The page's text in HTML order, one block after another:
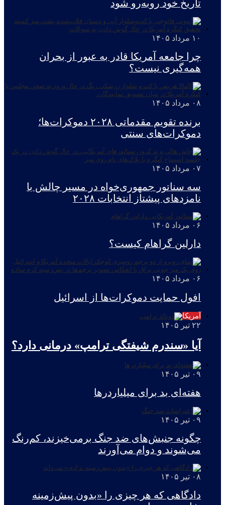
تاریخ خود روبه‌رو شود
۱۰ مرداد ۱۴۰۵
چرا جامعه آمریکا قادر به عبور از بحران
همه‌گیری نیست؟
۰۸ مرداد ۱۴۰۵
برنده تقویم مقدماتی ۲۰۲۸ دموکرات‌ها؛
دموکرات‌های سنتی
۰۷ مرداد ۱۴۰۵
سه سناتور جمهوری‌خواه در مسیر چالش با
نامزدهای پیشتاز انتخابات ۲۰۲۸
۰۶ مرداد ۱۴۰۵
دارلین گراهام کیست؟
۰۶ مرداد ۱۴۰۵
افول حمایت دموکرات‌ها از اسرائیل
آمریکا
۲۲ تیر ۱۴۰۵
آیا «سندرم شیفتگی ترامپ» درمانی دارد؟
۰۹ تیر ۱۴۰۵
هفته‌ای بد برای میلیاردرها
۰۹ تیر ۱۴۰۵
چگونه جنبش‌های ضد جنگ برمی‌خیزند، کم‌رنگ
می‌شوند و دوام می‌آورند
۰۸ تیر ۱۴۰۵
دادگاهی که هر چیزی را «بدون پیش‌زمینه